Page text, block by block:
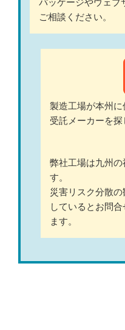
パッケージやウェブ
ご相談ください。
製造工場が本州
受託メーカーを探
弊社工場は九州
す。
災害リスク分散
しているとお問
ます。